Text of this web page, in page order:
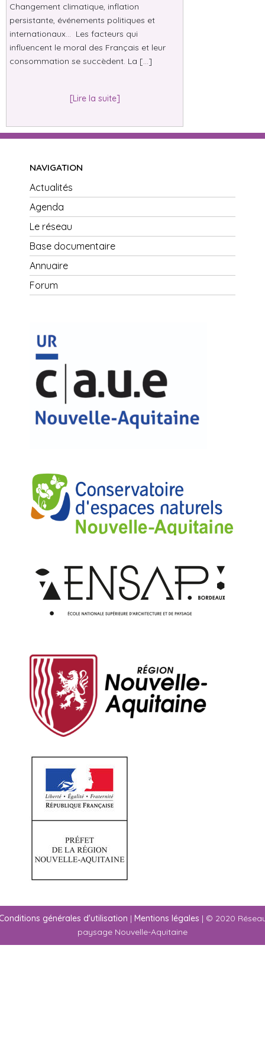
Changement climatique, inflation
persistante, événements politiques et
internationaux… Les facteurs qui
influencent le moral des Français et leur
consommation se succèdent. La […]
[Lire la suite]
NAVIGATION
Actualités
Agenda
Le réseau
Base documentaire
Annuaire
Forum
générales d'utilisation | Mentions légales | © 2020
paysage Nouvelle-Aquitaine